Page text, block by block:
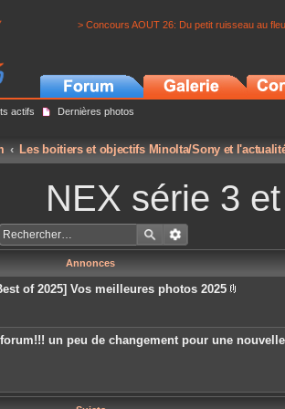
> Concours AOUT 26: Du petit ruisseau au
actifs Dernières photos
Les boitiers et objectifs Minolta/Sony et
NEX série 3
Annonces
of 2025] Vos meilleures photos 2025
c
e
n
un peu de changement pour une nouvelle